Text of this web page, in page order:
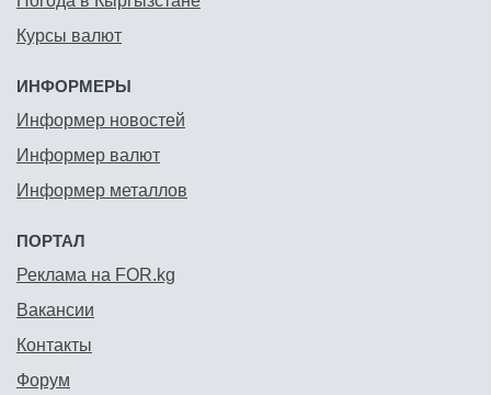
Курсы валют
ИНФОРМЕРЫ
Информер новостей
Информер валют
Информер металлов
ПОРТАЛ
Реклама на FOR.kg
Вакансии
Контакты
Форум